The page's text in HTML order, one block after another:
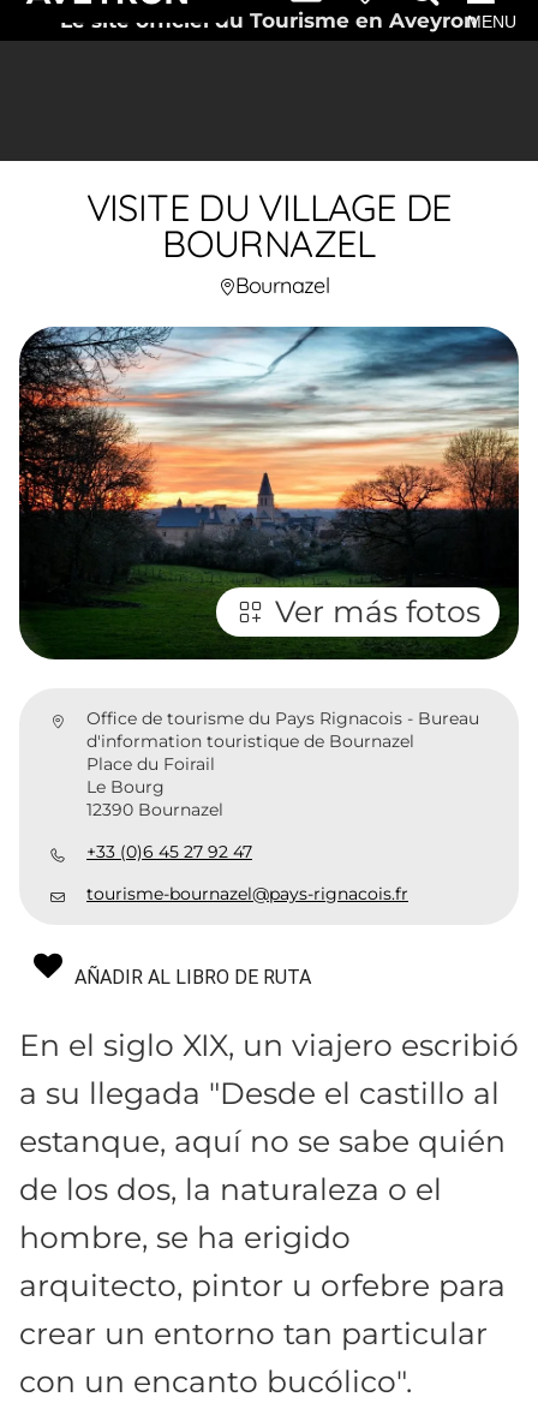
Le site officiel du Tourisme en AveyronMENU
VISITE DU VILLAGE DE
BOURNAZEL
Bournazel
Ver más fotos
Office de tourisme du Pays Rignacois - Bureau
d'information touristique de Bournazel
Place du Foirail
Le Bourg
12390 Bournazel
+33 (0)6 45 27 92 47
tourisme-bournazel@pays-rignacois.fr
AÑADIR AL LIBRO DE RUTA
En el siglo XIX, un viajero escribió
a su llegada "Desde el castillo al
estanque, aquí no se sabe quién
de los dos, la naturaleza o el
hombre, se ha erigido
arquitecto, pintor u orfebre para
crear un entorno tan particular
con un encanto bucólico".